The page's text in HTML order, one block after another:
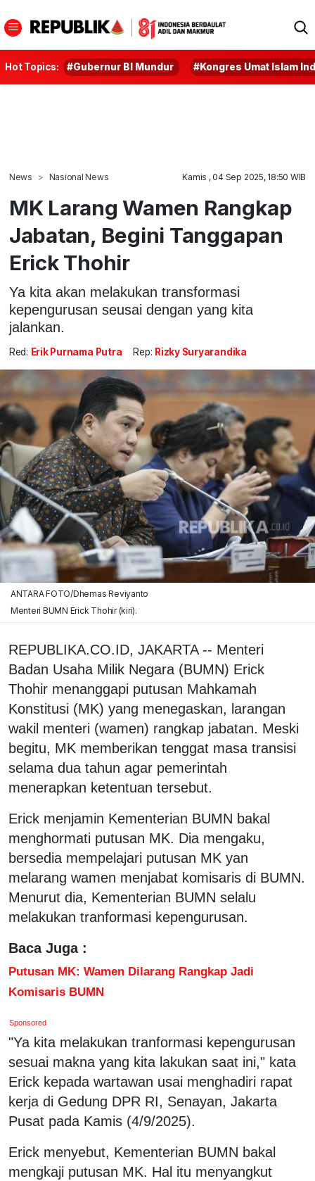
Hot Topics: #Gubernur BI Mundur #Kongres Umat Islam
News Nasional News Kamis , 04 Sep 2025, 18:50 WIB
MK Larang Wamen Rangkap
Jabatan, Begini Tanggapan
Erick Thohir
Ya kita akan melakukan transformasi
kepengurusan seusai dengan yang kita
jalankan.
Red: Erik Purnama Putra Rep: Rizky Suryarandika
ANTARA FOTO/Dhemas Reviyanto
Menteri BUMN Erick Thohir (kiri).
REPUBLIKA.CO.ID, JAKARTA -- Menteri
Badan Usaha Milik Negara (BUMN) Erick
Thohir menanggapi putusan Mahkamah
Konstitusi (MK) yang menegaskan, larangan
wakil menteri (wamen) rangkap jabatan. Meski
begitu, MK memberikan tenggat masa transisi
selama dua tahun agar pemerintah
menerapkan ketentuan tersebut.
Erick menjamin Kementerian BUMN bakal
menghormati putusan MK. Dia mengaku,
bersedia mempelajari putusan MK yan
melarang wamen menjabat komisaris di BUMN.
Menurut dia, Kementerian BUMN selalu
melakukan tranformasi kepengurusan.
Baca Juga :
Putusan MK: Wamen Dilarang Rangkap Jadi
Komisaris BUMN
Sponsored
"Ya kita melakukan tranformasi kepengurusan
sesuai makna yang kita lakukan saat ini," kata
Erick kepada wartawan usai menghadiri rapat
kerja di Gedung DPR RI, Senayan, Jakarta
Pusat pada Kamis (4/9/2025).
Erick menyebut, Kementerian BUMN bakal
mengkaji putusan MK. Hal itu menyangkut